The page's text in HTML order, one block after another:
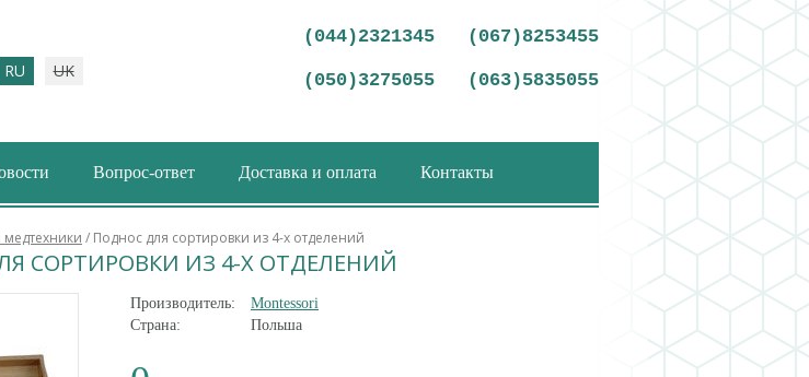
RU UK
(044)2321345 (067)8253455
(050)3275055 (063)5835055
Вопрос-ответ Доставка и оплата Контакты
/ Поднос для сортировки из 4-х отделений
СОРТИРОВКИ ИЗ 4-Х ОТДЕЛЕНИЙ
Производитель:
Montessori
Страна:
Польша